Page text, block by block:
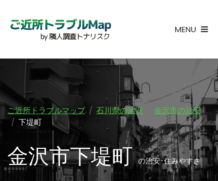
MENU
ご近所トラブルマップ 石川県の治安
金沢市の治安
下堤町
金沢市下堤町の治安･住みやすさ